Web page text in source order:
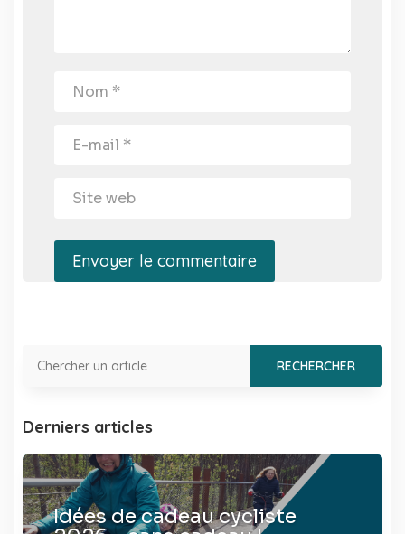
Envoyer le commentaire
Derniers articles
Idées de cadeau cycliste